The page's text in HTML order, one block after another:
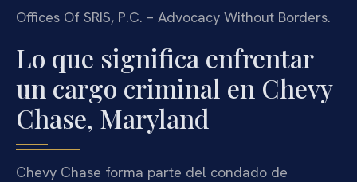
Offices Of SRIS, P.C. – Advocacy Without Borders.
Lo que significa enfrentar
un cargo criminal en Chevy
Chase, Maryland
Chevy Chase forma parte del condado de